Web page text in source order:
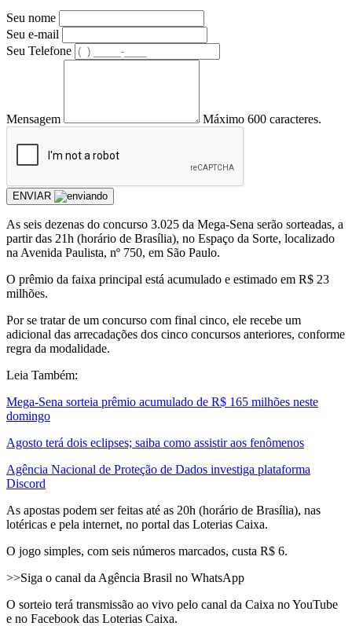
Seu nome
Seu e-mail
Seu Telefone
Mensagem Máximo 600 caracteres.
ENVIAR
As seis dezenas do concurso 3.025 da Mega-Sena serão sorteadas, a
partir das 21h (horário de Brasília), no Espaço da Sorte, localizado
na Avenida Paulista, nº 750, em São Paulo.
O prêmio da faixa principal está acumulado e estimado em R$ 23
milhões.
Por se tratar de um concurso com final cinco, ele recebe um
adicional das arrecadações dos cinco concursos anteriores, conforme
regra da modalidade.
Leia Também:
Mega-Sena sorteia prêmio acumulado de R$ 165 milhões neste
domingo
Agosto terá dois eclipses; saiba como assistir aos fenômenos
Agência Nacional de Proteção de Dados investiga plataforma
Discord
As apostas podem ser feitas até as 20h (horário de Brasília), nas
lotéricas e pela internet, no portal das Loterias Caixa.
O jogo simples, com seis números marcados, custa R$ 6.
>>Siga o canal da Agência Brasil no WhatsApp
O sorteio terá transmissão ao vivo pelo canal da Caixa no YouTube
e no Facebook das Loterias Caixa.